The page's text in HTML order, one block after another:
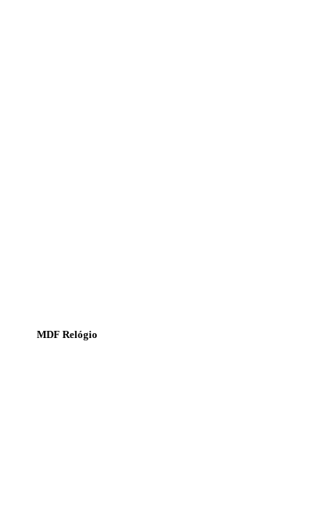
MDF Relógio